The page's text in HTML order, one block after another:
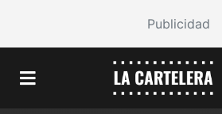
Publicidad